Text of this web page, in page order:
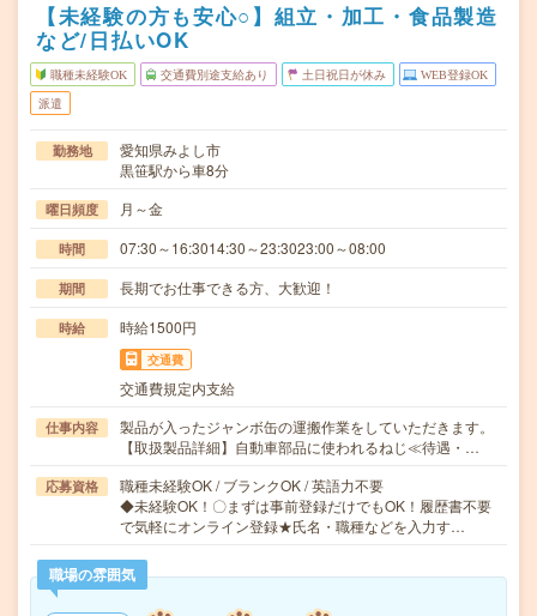
【未経験の方も安心○】組立・加工・食品製造
など/日払いOK
職種未経験OK 交通費別途支給あり 土日祝日が休み WEB登録OK
派遣
勤務地
愛知県みよし市
黒笹駅から車8分
曜日頻度 月～金
時間 07:30～16:3014:30～23:3023:00～08:00
期間 長期でお仕事できる方、大歓迎！
時給 時給1500円
交通費
交通費規定内支給
仕事内容
製品が入ったジャンボ缶の運搬作業をしていただきます。
【取扱製品詳細】自動車部品に使われるねじ≪待遇・…
応募資格
職種未経験OK / ブランクOK / 英語力不要
◆未経験OK！〇まずは事前登録だけでもOK！履歴書不要
で気軽にオンライン登録★氏名・職種などを入力す…
職場の雰囲気